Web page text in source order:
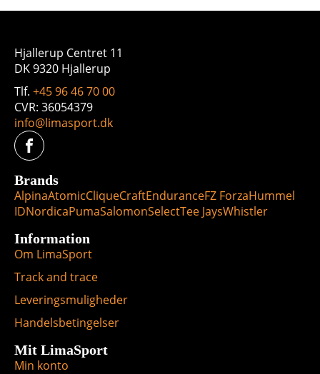
Hjallerup Centret 11
DK 9320 Hjallerup
Tlf. +45 96 46 70 00
CVR: 36054379
info@limasport.dk
Brands
AlpinaAtomicCliqueCraftEnduranceFZ ForzaHummel
IDNordicaPumaSalomonSelectTee JaysWhistler
Information
Om LimaSport
Track and trace
Leveringsmuligheder
Handelsbetingelser
Mit LimaSport
Min konto